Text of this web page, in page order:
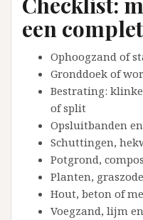
een
Ophoogzand of
Gronddoek of
Bestrating:
of split
Opsluitbanden
Schuttingen,
Potgrond,
Planten,
Hout, beton of
Voegzand, lijm